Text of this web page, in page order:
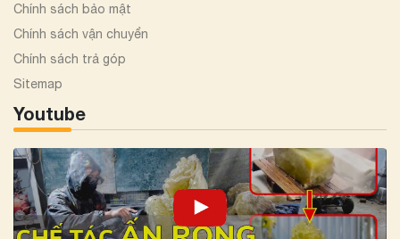
Chính sách bảo mật
Chính sách vận chuyển
Chính sách trả góp
Sitemap
Youtube